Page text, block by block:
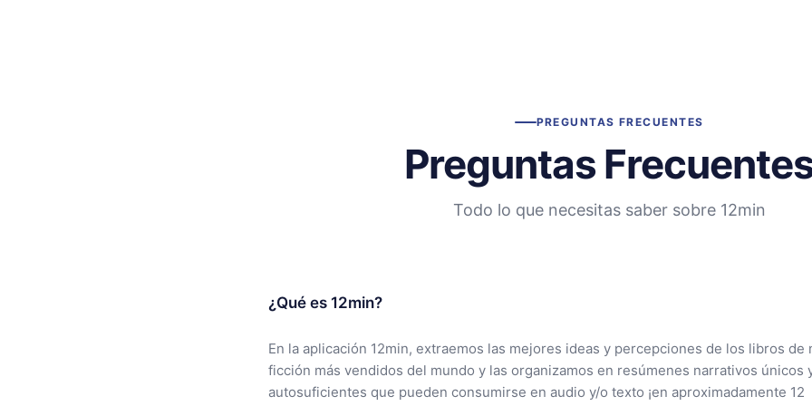
PREGUNTAS FRECUENTES
Preguntas
Todo lo que necesitas saber sobre 12min
¿Qué es 12min?
En la aplicación 12min, extraemos las mejores ideas y percepciones de los libros de
ficción más vendidos del mundo y las organizamos en resúmenes narrativos únicos
autosuficientes que pueden consumirse en audio y/o texto ¡en aproximadamente 12